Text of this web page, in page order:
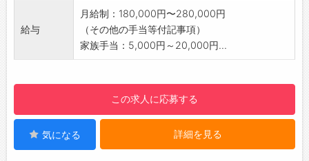
・男女比率は6対4であり、年齢や男女問わず、
さまざまなスタッフの方が活躍しています♪
■社内イベントも充実！
会などの社内イベントもあります。
・年間イベントの開催数は、その年によって異
なりますが、10回以上開催される年もありま
【先輩社員の声】
・働く環境にフォーカスし、常に働きやすい環
境を目指しています。
3）2軸の人材育成
・ロイヤル独自の社内研修では、社会人として
の知識や育成技術、店舗運営まで学ぶことがで
きます。
・お客様のご満足やご安心をいただける整備を
給与
月給制：180,000円〜280,000円
（その他の手当等付記事項）
家族手当：5,000円～20,000円...
この求人に応募する
気になる 詳細を見る